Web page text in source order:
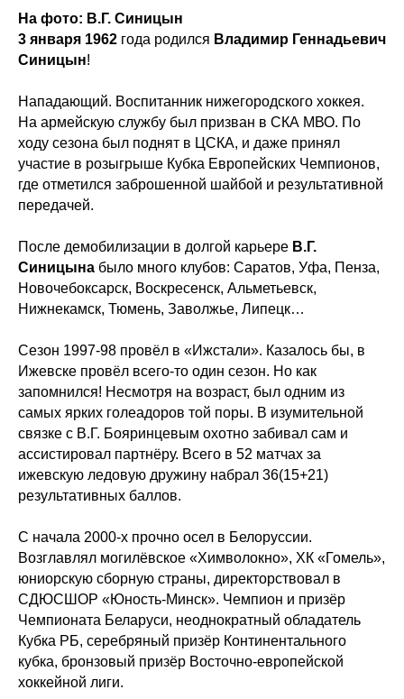
На фото: В.Г. Синицын
3 января 1962 года родился Владимир Геннадьевич
Синицын!
Нападающий. Воспитанник нижегородского хоккея.
На армейскую службу был призван в СКА МВО. По
ходу сезона был поднят в ЦСКА, и даже принял
участие в розыгрыше Кубка Европейских Чемпионов,
где отметился заброшенной шайбой и результативной
передачей.
После демобилизации в долгой карьере В.Г.
Синицына было много клубов: Саратов, Уфа, Пенза,
Новочебоксарск, Воскресенск, Альметьевск,
Нижнекамск, Тюмень, Заволжье, Липецк…
Сезон 1997-98 провёл в «Ижстали». Казалось бы, в
Ижевске провёл всего-то один сезон. Но как
запомнился! Несмотря на возраст, был одним из
самых ярких голеадоров той поры. В изумительной
связке с В.Г. Бояринцевым охотно забивал сам и
ассистировал партнёру. Всего в 52 матчах за
ижевскую ледовую дружину набрал 36(15+21)
результативных баллов.
С начала 2000-х прочно осел в Белоруссии.
Возглавлял могилёвское «Химволокно», ХК «Гомель»,
юниорскую сборную страны, директорствовал в
СДЮСШОР «Юность-Минск». Чемпион и призёр
Чемпионата Беларуси, неоднократный обладатель
Кубка РБ, серебряный призёр Континентального
кубка, бронзовый призёр Восточно-европейской
хоккейной лиги.
Политика конфиденциальности
Согласие на обработку персональных данных
Публичная оферта
Правила возврата и обмена товара